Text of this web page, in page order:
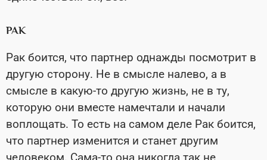
РАК
Рак боится, что партнер однажды посмотрит в
другую сторону. Не в смысле налево, а в
смысле в какую-то другую жизнь, не в ту,
которую они вместе намечтали и начали
воплощать. То есть на самом деле Рак боится,
что партнер изменится и станет другим